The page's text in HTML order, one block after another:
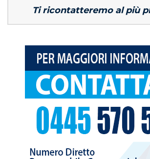
Ti ricontatteremo al più